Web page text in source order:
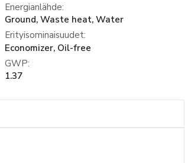
Energianlähde:
Ground, Waste heat, Water
Erityisominaisuudet:
Economizer, Oil-free
GWP:
1.37